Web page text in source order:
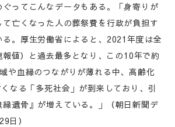
ってこんなデータもある。「身寄りが
亡くなった人の葬祭費を行政が負担す
る。厚生労働省によると、2021年度は全
値）と過去最多となり、この10年で約
や血縁のつながりが薄れる中、高齢化
なる「多死社会」が到来しており、引
縁遺骨』が増えている。」（朝日新聞デ
日）